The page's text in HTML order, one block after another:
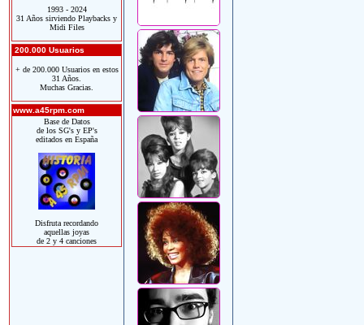
1993 - 2024
31 Años sirviendo Playbacks y
Midi Files
200.000 Usuarios
+ de 200.000 Usuarios en estos
31 Años.
Muchas Gracias.
www.a45rpm.com
Base de Datos
de los SG's y EP's
editados en España
Disfruta recordando
aquellas joyas
de 2 y 4 canciones